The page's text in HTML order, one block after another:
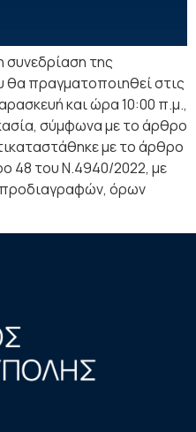
συνεδρίαση της
θα πραγματοποιηθεί στις
και ώρα 10:00 π.μ.,
σύμφωνα με τo άρθρο
με το άρθρο
48 του Ν.4940/2022, με
προδιαγραφών, όρων